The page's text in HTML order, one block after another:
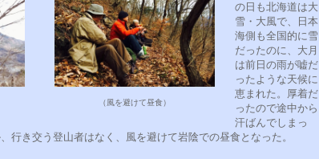
（風を避けて昼食）
の日も北海道は大
雪・大風で、日本
海側も全国的に雪
だったのに、大月
は前日の雨が嘘だ
ったような天候に
恵まれた。厚着だ
ったので途中から
汗ばんでしまっ
行き交う登山者はなく、風を避けて岩陰での昼食となった。